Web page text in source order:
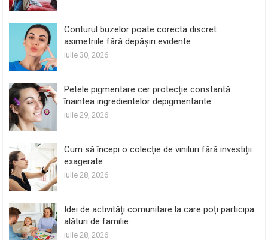
Conturul buzelor poate corecta discret
asimetriile fără depășiri evidente
iulie 30, 2026
Petele pigmentare cer protecție constantă
înaintea ingredientelor depigmentante
iulie 29, 2026
Cum să începi o colecție de viniluri fără investiții
exagerate
iulie 28, 2026
Idei de activități comunitare la care poți participa
alături de familie
iulie 28, 2026